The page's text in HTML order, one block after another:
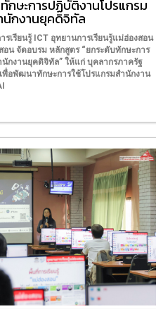
กษะการปฏิบัติงานโปรแกรม
นักงานยุคดิจิทัล
เรียนรู้ ICT อุทยานการเรียนรู้แม่ฮ่องสอน
น จัดอบรม หลักสูตร “ยกระดับทักษะการ
กงานยุคดิจิทัล” ให้แก่ บุคลากรภาครัฐ
พื่อพัฒนาทักษะการใช้โปรแกรมสำนักงาน